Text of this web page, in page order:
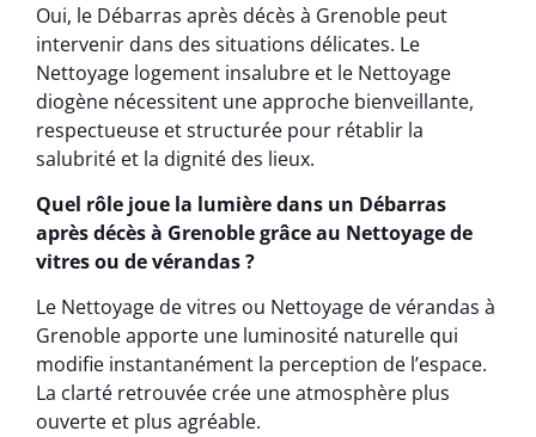
Oui, le Débarras après décès à Grenoble peut
intervenir dans des situations délicates. Le
Nettoyage logement insalubre et le Nettoyage
diogène nécessitent une approche bienveillante,
respectueuse et structurée pour rétablir la
salubrité et la dignité des lieux.
Quel rôle joue la lumière dans un Débarras
après décès à Grenoble grâce au Nettoyage de
vitres ou de vérandas ?
Le Nettoyage de vitres ou Nettoyage de vérandas à
Grenoble apporte une luminosité naturelle qui
modifie instantanément la perception de l’espace.
La clarté retrouvée crée une atmosphère plus
ouverte et plus agréable.